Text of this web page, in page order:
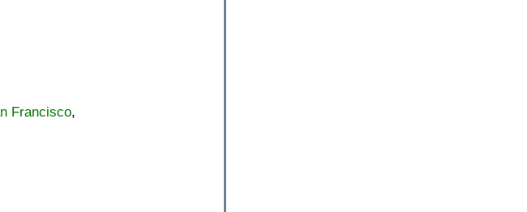
Francisco,